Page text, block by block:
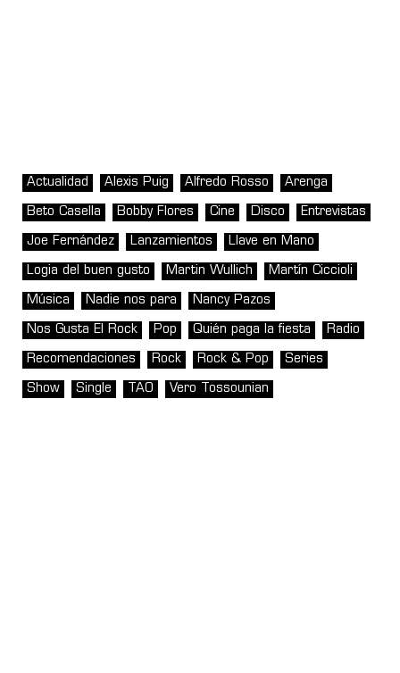
Actualidad Alexis Puig Alfredo Rosso Arenga
Beto Casella Bobby Flores Cine Disco Entrevistas
Joe Fernández Lanzamientos Llave en Mano
Logia del buen gusto Martin Wullich Martín Ciccioli
Música Nadie nos para Nancy Pazos
Nos Gusta El Rock Pop Quién paga la fiesta Radio
Recomendaciones Rock Rock & Pop Series
Show Single TAO Vero Tossounian